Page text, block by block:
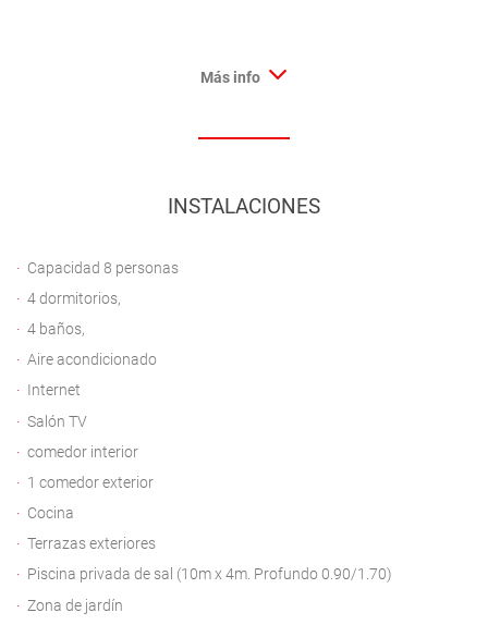
Más info
INSTALACIONES
Capacidad 8 personas
4 dormitorios,
4 baños,
Aire acondicionado
Internet
Salón TV
comedor interior
1 comedor exterior
Cocina
Terrazas exteriores
Piscina privada de sal (10m x 4m. Profundo 0.90/1.70)
Zona de jardín